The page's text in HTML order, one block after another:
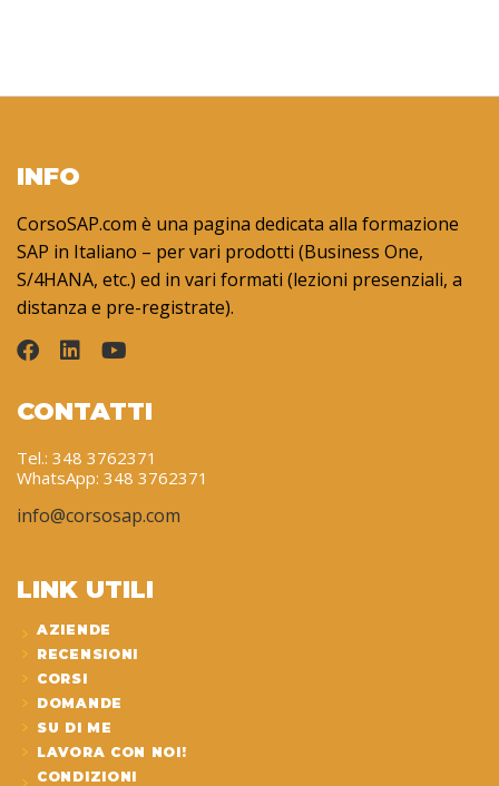
INFO
CorsoSAP.com è una pagina dedicata alla formazione
SAP in Italiano – per vari prodotti (Business One,
S/4HANA, etc.) ed in vari formati (lezioni presenziali, a
distanza e pre-registrate).
CONTATTI
Tel.: 348 3762371
WhatsApp: 348 3762371
info@corsosap.com
LINK UTILI
AZIENDE
RECENSIONI
CORSI
DOMANDE
SU DI ME
LAVORA CON NOI!
CONDIZIONI